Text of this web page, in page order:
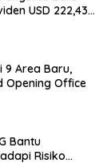
USD 222,43
9 Area Baru,
Opening Office
Bantu
Risiko